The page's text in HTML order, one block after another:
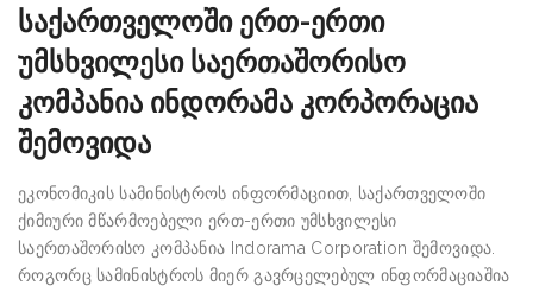
საქართველოში ერთ-ერთი
უმსხვილესი საერთაშორისო
კომპანია ინდორამა კორპორაცია
შემოვიდა
ეკონომიკის სამინისტროს ინფორმაციით, საქართველოში
ქიმიური მწარმოებელი ერთ-ერთი უმსხვილესი
საერთაშორისო კომპანია Indorama Corporation შემოვიდა.
როგორც სამინისტროს მიერ გავრცელებულ ინფორმაციაშია